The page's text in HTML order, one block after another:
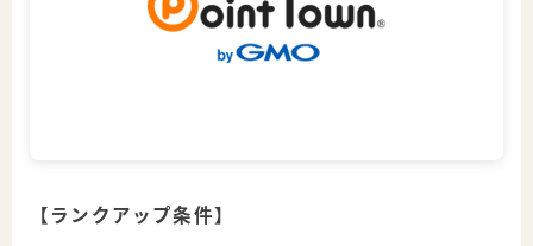
【ランクアップ条件】